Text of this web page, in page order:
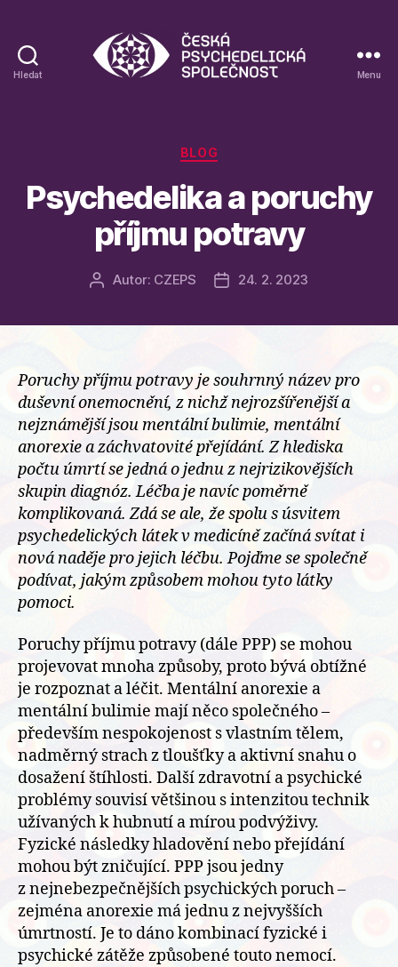
Hledat
společnosti
Menu
Rubriky
BLOG
Psychedelika a poruchy
příjmu potravy
AutorAutor: CZEPS
Datum
24. 2. 2023
Poruchy příjmu potravy je souhrnný název pro
duševní onemocnění, z nichž nejrozšířenější a
nejznámější jsou mentální bulimie, mentální
anorexie a záchvatovité přejídání. Z hlediska
počtu úmrtí se jedná o jednu z nejrizikovějších
skupin diagnóz. Léčba je navíc poměrně
komplikovaná. Zdá se ale, že spolu s úsvitem
psychedelických látek v medicíně začíná svítat i
nová naděje pro jejich léčbu. Pojďme se společně
podívat, jakým způsobem mohou tyto látky
pomoci.
Poruchy příjmu potravy (dále PPP) se mohou
projevovat mnoha způsoby, proto bývá obtížné
je rozpoznat a léčit. Mentální anorexie a
mentální bulimie mají něco společného –
především nespokojenost s vlastním tělem,
nadměrný strach z tloušťky a aktivní snahu o
dosažení štíhlosti. Další zdravotní a psychické
problémy souvisí většinou s intenzitou technik
užívaných k hubnutí a mírou podvýživy.
Fyzické následky hladovění nebo přejídání
mohou být zničující. PPP jsou jedny
z nejnebezpečnějších psychických poruch –
zejména anorexie má jednu z nejvyšších
úmrtností. Je to dáno kombinací fyzické i
psychické zátěže způsobené touto nemocí.